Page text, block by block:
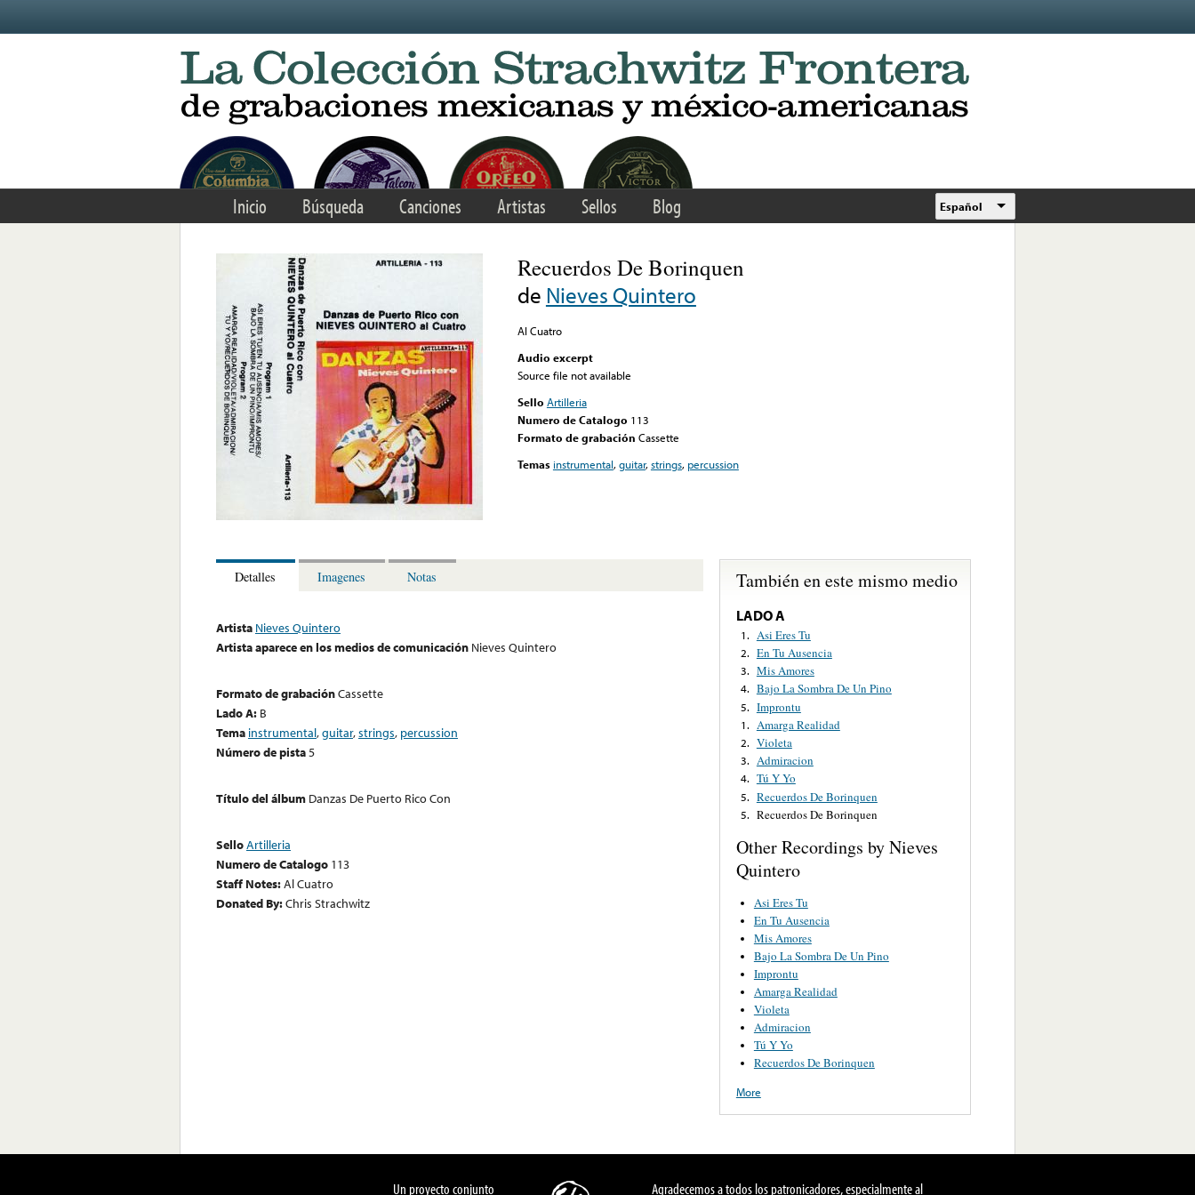
Inicio Búsqueda Canciones Artistas Sellos Blog Español
Recuerdos De Borinquen
de Nieves Quintero
Al Cuatro
Audio excerpt
Source file not available
Sello Artilleria
Numero de Catalogo 113
Formato de grabación Cassette
Temas instrumental,guitar,strings, percussion
Detalles Imagenes Notas
Artista Nieves Quintero
Artista aparece en los medios de comunicación Nieves Quintero
Formato de grabaciónCassette
Lado A: B
Tema instrumental,guitar,strings, percussion
Número de pista5
Título del álbum Danzas De Puerto Rico Con
SelloArtilleria
Numero de Catalogo 113
Staff Notes:Al Cuatro
Donated By:Chris Strachwitz
También en este mismo medio
LADO A
1. Asi Eres Tu
2. En Tu Ausencia
3. Mis Amores
4. Bajo La Sombra De Un Pino
5. Improntu
1. Amarga Realidad
2. Violeta
3. Admiracion
4. Tú Y Yo
5. Recuerdos De Borinquen
5. Recuerdos De Borinquen
Other Recordings by Nieves
Quintero
Asi Eres Tu
En Tu Ausencia
Mis Amores
Bajo La Sombra De Un Pino
Improntu
Amarga Realidad
Violeta
Admiracion
Tú Y Yo
Recuerdos De Borinquen
More
Un proyecto conjunto Agradecemos a todos los patronicadores, especialmente al